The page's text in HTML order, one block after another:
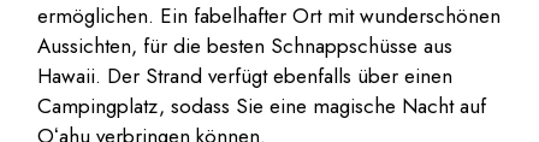
ermöglichen. Ein fabelhafter Ort mit wunderschönen
Aussichten, für die besten Schnappschüsse aus
Hawaii. Der Strand verfügt ebenfalls über einen
Campingplatz, sodass Sie eine magische Nacht auf
Oʻahu verbringen können.